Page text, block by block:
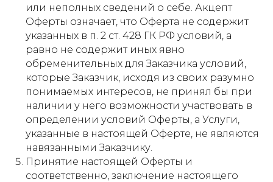
или неполных сведений о себе. Акцепт
Оферты означает, что Оферта не содержит
указанных в п. 2 ст. 428 ГК РФ условий, а
равно не содержит иных явно
обременительных для Заказчика условий,
которые Заказчик, исходя из своих разумно
понимаемых интересов, не принял бы при
наличии у него возможности участвовать в
определении условий Оферты, а Услуги,
указанные в настоящей Оферте, не являются
навязанными Заказчику.
Принятие настоящей Оферты и
соответственно, заключение настоящего